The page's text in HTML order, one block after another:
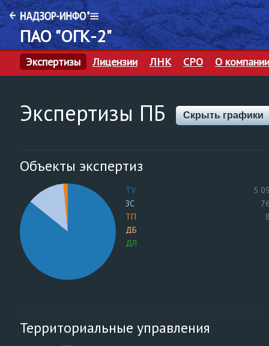
ПАО "ОГК-2"
Экспертизы Лицензии ЛНК СРО О компании
Экспертизы ПБ Скрыть графики
Объекты экспертиз
ТУ
5
ЗС
ТП
ДБ
ДЛ
Территориальные управления